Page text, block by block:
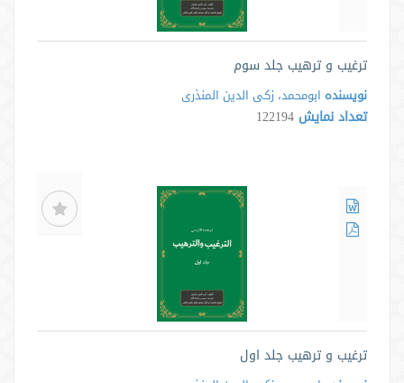
ترغیب و ترهیب جلد سوم
نویسنده ابومحمد، زکی الدین المنذری
تعداد نمایش 122194
ترغیب و ترهیب جلد اول